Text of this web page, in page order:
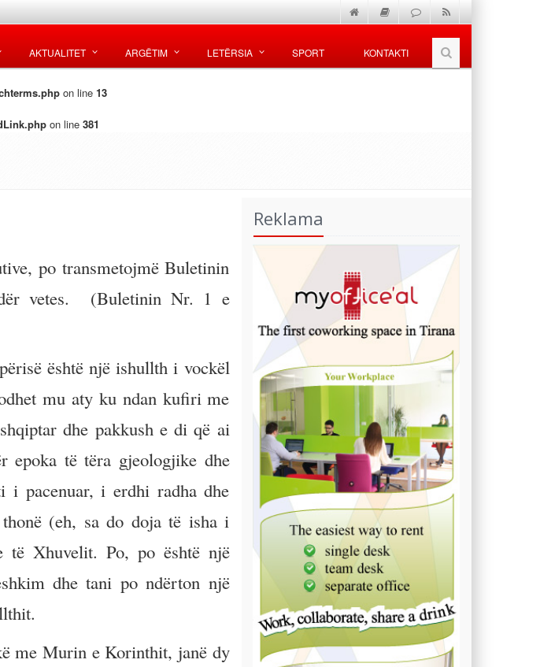
AKTUALITET ARGËTIM LETËRSIA SPORT KONTAKTI
on line 13
on line 381
po transmetojmë Buletinin
vetes. (Buletinin Nr. 1 e
është një ishullth i vockël
mu aty ku ndan kufiri me
dhe pakkush e di që ai
epoka të tëra gjeologjike dhe
i pacenuar, i erdhi radha dhe
(eh, sa do doja të isha i
të Xhuvelit. Po, po është një
dhe tani po ndërton një
me Murin e Korinthit, janë dy
Reklama